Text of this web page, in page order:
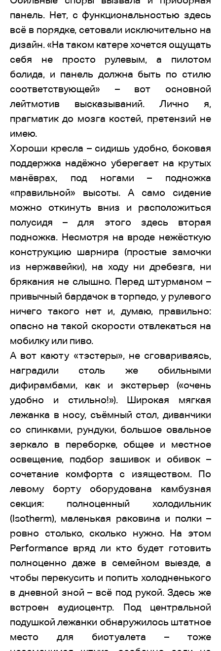
панель. Нет, с функциональностью здесь
всё в порядке, сетовали исключительно на
дизайн. «На таком катере хочется ощущать
себя не просто рулевым, а пилотом
болида, и панель должна быть по стилю
соответствующей» – вот основной
лейтмотив высказываний. Лично я,
прагматик до мозга костей, претензий не
имею.
Хороши кресла – сидишь удобно, боковая
поддержка надёжно уберегает на крутых
манёврах, под ногами – подножка
«правильной» высоты. А само сидение
можно откинуть вниз и расположиться
полусидя – для этого здесь вторая
подножка. Несмотря на вроде нежёсткую
конструкцию шарнира (простые замочки
из нержавейки), на ходу ни дребезга, ни
брякания не слышно. Перед штурманом –
привычный бардачок в торпедо, у рулевого
ничего такого нет и, думаю, правильно:
опасно на такой скорости отвлекаться на
мобилку или пиво.
А вот каюту «тэстеры», не сговариваясь,
наградили столь же обильными
дифирамбами, как и экстерьер («очень
удобно и стильно!»). Широкая мягкая
лежанка в носу, съёмный стол, диванчики
со спинками, рундуки, большое овальное
зеркало в переборке, общее и местное
освещение, подбор зашивок и обивок –
сочетание комфорта с изяществом. По
левому борту оборудована камбузная
секция: полноценный холодильник
(Isotherm), маленькая раковина и полки –
ровно столько, сколько нужно. На этом
Performance вряд ли кто будет готовить
полноценно даже в семейном выезде, а
чтобы перекусить и попить холодненького
в дневной зной – всё под рукой. Здесь же
встроен аудиоцентр. Под центральной
подушкой лежанки обнаружилось штатное
место для биотуалета – тоже